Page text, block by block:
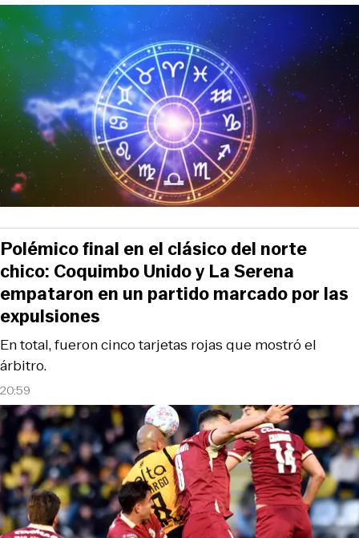
20:59
En total, fueron cinco tarjetas rojas que mostró el
árbitro.
Polémico final en el clásico del norte
chico: Coquimbo Unido y La Serena
empataron en un partido marcado por las
expulsiones